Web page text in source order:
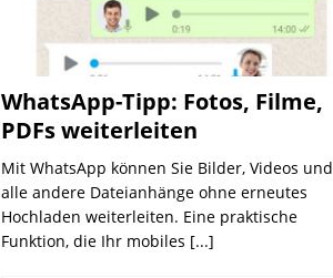
WhatsApp-Tipp: Fotos, Filme,
PDFs weiterleiten
Mit WhatsApp können Sie Bilder, Videos und
alle andere Dateianhänge ohne erneutes
Hochladen weiterleiten. Eine praktische
Funktion, die Ihr mobiles [...]